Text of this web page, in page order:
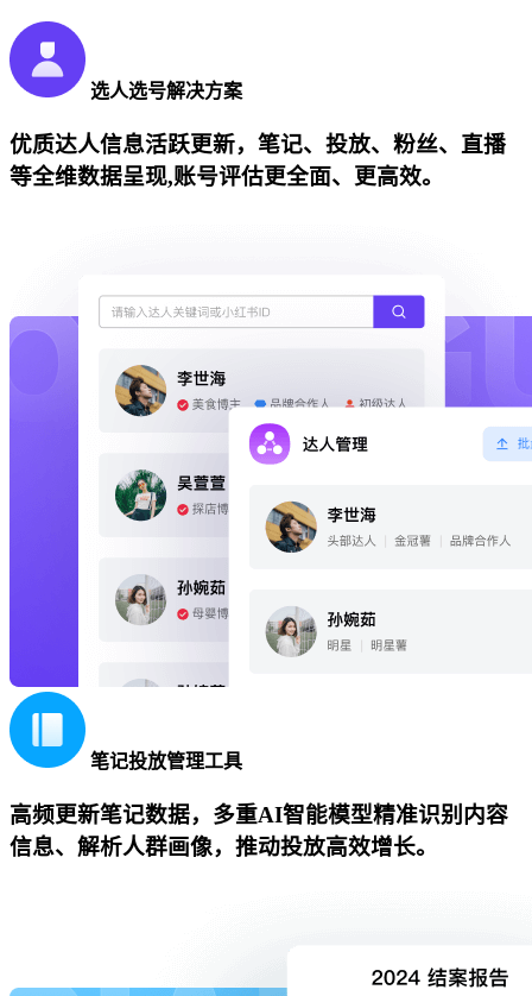
选人选号解决方案
优质达人信息活跃更新，笔记、投放、粉丝、直播
等全维数据呈现,账号评估更全面、更高效。
笔记投放管理工具
高频更新笔记数据，多重AI智能模型精准识别内容
信息、解析人群画像，推动投放高效增长。